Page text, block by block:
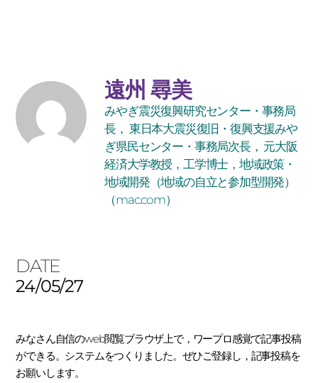
遠州 尋美
みやぎ震災復興研究センター・事務局
長， 東日本大震災復旧・復興支援みや
ぎ県民センター・事務局次長， 元大阪
経済大学教授，工学博士，地域政策・
地域開発（地域の自立と参加型開発）
（mac.com）
DATE
24/05/27
みなさん自信のweb閲覧ブラウザ上で，ワープロ感覚で記事投稿
ができる。システムをつくりました。ぜひご登録し，記事投稿を
お願いします。